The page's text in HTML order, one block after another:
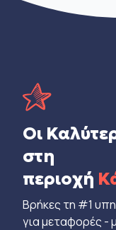
Οι
στη
περιοχή
Βρήκες τη #1
για μεταφορές -